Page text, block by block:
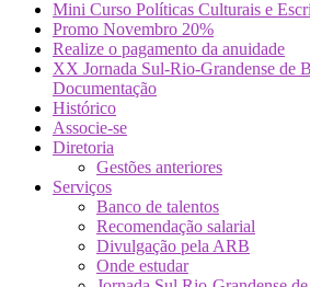
Mini Curso Políticas Culturais e
Promo Novembro 20%
Realize o pagamento da anuidade
XX Jornada Sul-Rio-Grandense de
Documentação
Histórico
Associe-se
Diretoria
Gestões anteriores
Serviços
Banco de talentos
Recomendação salarial
Divulgação pela ARB
Onde estudar